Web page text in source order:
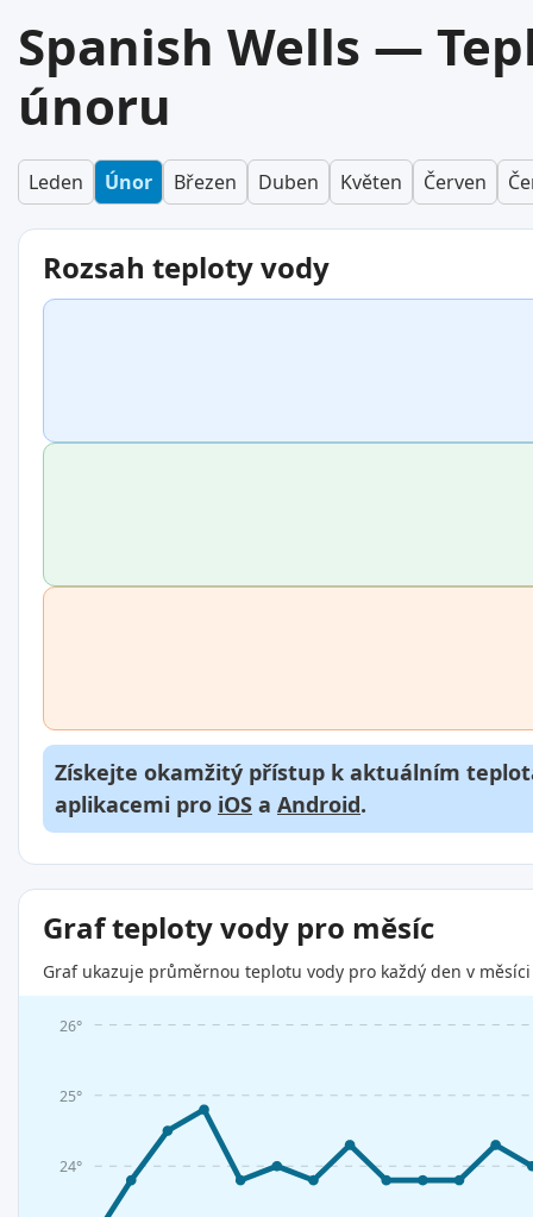
Spanish Wells —
únoru
Leden Únor Březen Duben Květen Červen
Rozsah teploty vody
Získejte okamžitý přístup k aktuálním
aplikacemi pro iOS a Android.
Graf teploty vody pro měsíc
Graf ukazuje průměrnou teplotu vody pro každý den v
24°
25°
26°